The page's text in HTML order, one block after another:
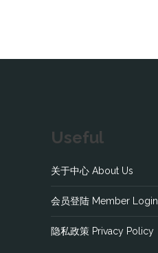
Useful
关于中心 About Us
会员登陆 Member Login
隐私政策 Privacy Policy